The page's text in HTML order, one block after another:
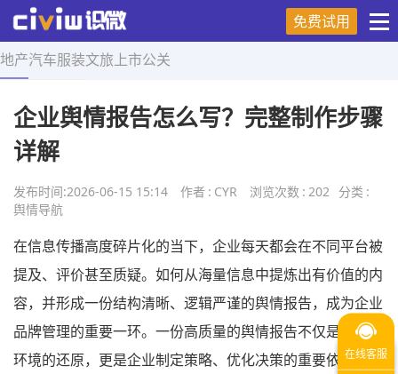
免费试用
地产汽车服装文旅 上市公关
首页 > 舆情导航 > 正文
企业舆情报告怎么写？完整制作步骤
详解
发布时间:2026-06-15 15:14 作者 : CYR 浏览次数 : 202 分类 :
舆情导航
在信息传播高度碎片化的当下，企业每天都会在不同平台被
提及、评价甚至质疑。如何从海量信息中提炼出有价值的内
容，并形成一份结构清晰、逻辑严谨的舆情报告，成为企业
品牌管理的重要一环。一份高质量的舆情报告不仅是对舆论
环境的还原，更是企业制定策略、优化决策的重要依据，因